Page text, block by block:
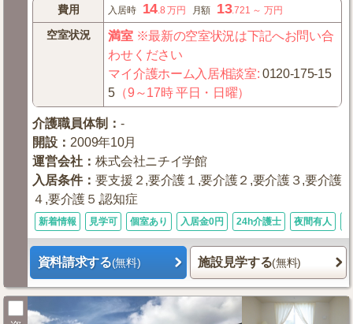
費用 入居時 14.8 万円 月額 13.721 ～ 万円
空室状況 満室※最新の空室状況は下記へお問い合
わせください
マイ介護ホーム入居相談室:0120-175-15
5 （9～17時 平日・日曜）
介護職員体制 ：-
開設 ： 2009年10月
運営会社 ：株式会社ニチイ学館
入居条件：要支援２,要介護１,要介護２,要介護３,要介護
４,要介護５,認知症
新着情報 見学可 個室あり 入居金0円 24h介護士 夜間有人
資料請求する(無料) 施設見学する(無料)